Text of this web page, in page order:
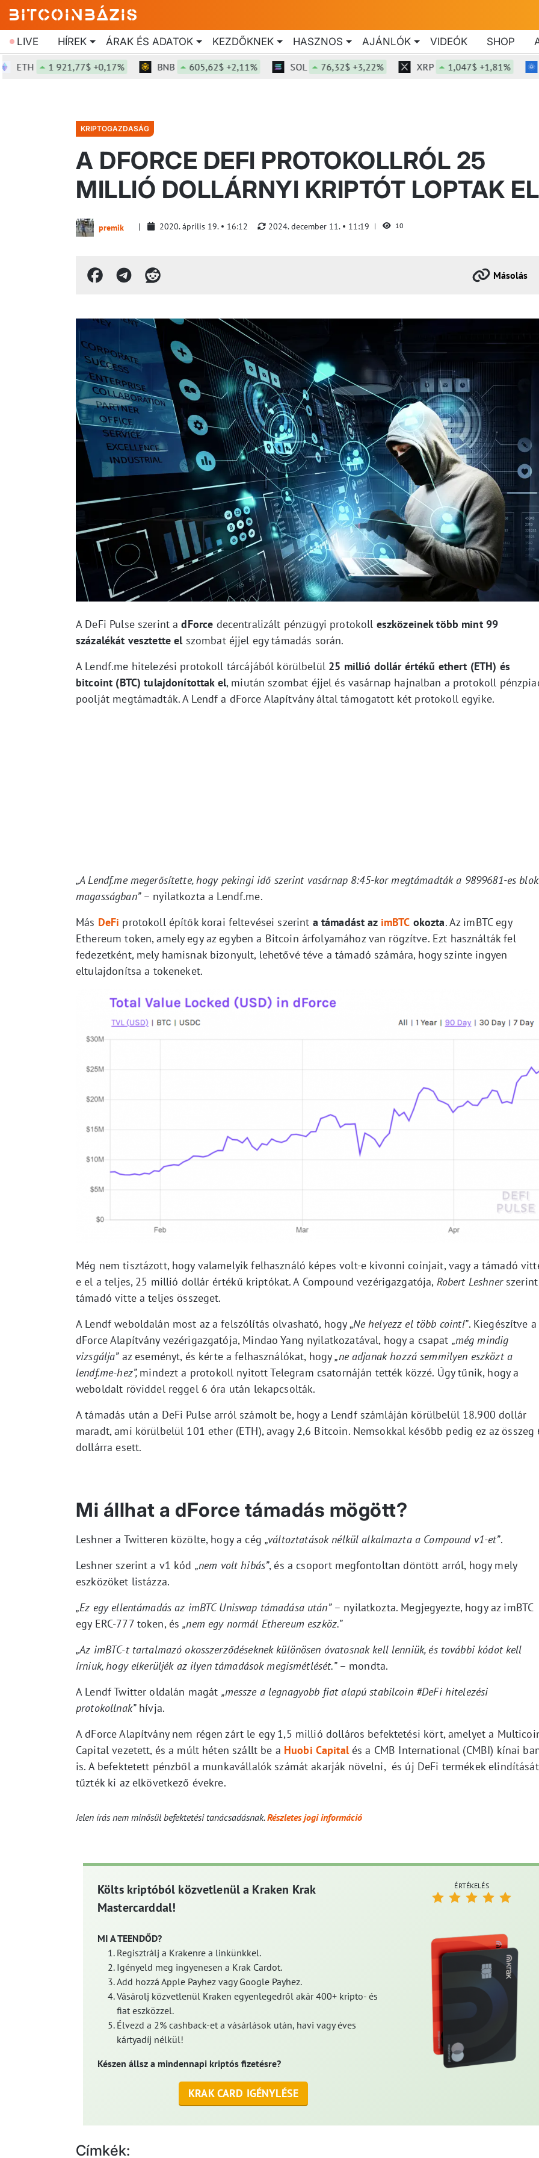
LIVE HÍREK ÁRAK ÉS ADATOK KEZDŐKNEK HASZNOS AJÁNLÓK VIDEÓK SHOP
1 921,77$ +0,17% BNB 605,62$ +2,11% SOL 76,32$ +3,22% XRP 1,047$ +1,81% ADA
KRIPTOGAZDASÁG
A DFORCE DEFI PROTOKOLLRÓL 25
MILLIÓ DOLLÁRNYI KRIPTÓT LOPTAK EL
premik 2020. április 19. 16:12 2024. december 11. 11:19 10
Másolás
A DeFi Pulse szerint adForce decentralizált pénzügyi protokoll eszközeinek több mint 99
százalékát vesztette elszombat éjjel egy támadás során.
A Lendf.me hitelezési protokoll tárcájából körülbelül 25 millió dollár értékű ethert (ETH) és
bitcoint (BTC) tulajdonítottak el, miután szombat éjjel és vasárnap hajnalban a protokoll
poolját megtámadták. A Lendf a dForce Alapítvány által támogatott két protokoll egyike.
„A Lendf.me megerősítette, hogy pekingi idő szerint vasárnap 8:45-kor megtámadták a 9899681-es
magasságban”– nyilatkozta a Lendf.me.
Más DeFi protokoll építők korai feltevései szerint a támadást az imBTC okozta. Az imBTC egy
Ethereum token, amely egy az egyben a Bitcoin árfolyamához van rögzítve. Ezt használták fel
fedezetként, mely hamisnak bizonyult, lehetővé téve a támadó számára, hogy szinte ingyen
eltulajdonítsa a tokeneket.
Még nem tisztázott, hogy valamelyik felhasználó képes volt-e kivonni coinjait, vagy a támadó
e el a teljes, 25 millió dollár értékű kriptókat. A Compound vezérigazgatója, Robert Leshner
támadó vitte a teljes összeget.
A Lendf weboldalán most az a felszólítás olvasható, hogy „Ne helyezz el több coint!”. Kiegészítve a
dForce Alapítvány vezérigazgatója, Mindao Yang nyilatkozatával, hogy a csapat „még mindig
vizsgálja”az eseményt, és kérte a felhasználókat, hogy„ne adjanak hozzá semmilyen eszközt a
lendf.me-hez”, mindezt a protokoll nyitott Telegram csatornáján tették közzé. Úgy tűnik, hogy a
weboldalt röviddel reggel 6 óra után lekapcsolták.
A támadás után a DeFi Pulse arról számolt be, hogy a Lendf számláján körülbelül 18.900 dollár
maradt, ami körülbelül 101 ether (ETH), avagy 2,6 Bitcoin. Nemsokkal később pedig ez az összeg
dollárra esett.
Mi állhat a dForce támadás mögött?
Leshner a Twitteren közölte, hogy a cég „változtatások nélkül alkalmazta a Compound v1-et”.
Leshner szerint a v1 kód „nem volt hibás”, és a csoport megfontoltan döntött arról, hogy mely
eszközöket listázza.
„Ez egy ellentámadás az imBTC Uniswap támadása után”– nyilatkozta. Megjegyezte, hogy az imBTC
egy ERC-777 token, és„nem egy normál Ethereum eszköz.”
„Az imBTC-t tartalmazó okosszerződéseknek különösen óvatosnak kell lenniük, és további kódot kell
írniuk, hogy elkerüljék az ilyen támadások megismétlését.”– mondta.
A Lendf Twitter oldalán magát „messze a legnagyobb fiat alapú stabilcoin #DeFi hitelezési
protokollnak”hívja.
A dForce Alapítvány nem régen zárt le egy 1,5 millió dolláros befektetési kört, amelyet a
Capital vezetett, és a múlt héten szállt be a Huobi Capitalés a CMB International (CMBI) kínai
is. A befektetett pénzből a munkavállalók számát akarják növelni, és új DeFi termékek elindítását
tűzték ki az elkövetkező évekre.
Jelen írás nem minősül befektetési tanácsadásnak.Részletes jogi információ
Költs kriptóból közvetlenül a Kraken Krak
Mastercarddal!
MI A TEENDŐD?
Regisztrálj a Krakenre a linkünkkel.
Igényeld meg ingyenesen a Krak Cardot.
Add hozzá Apple Payhez vagy Google Payhez.
Vásárolj közvetlenül Kraken egyenlegedről akár 400+ kripto- és
fiat eszközzel.
Élvezd a 2% cashback-et a vásárlások után, havi vagy éves
kártyadíj nélkül!
Készen állsz a mindennapi kriptós fizetésre?
KRAK CARD IGÉNYLÉSE
ÉRTÉKELÉS
Címkék: